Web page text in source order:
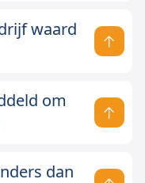
waard
om
dan